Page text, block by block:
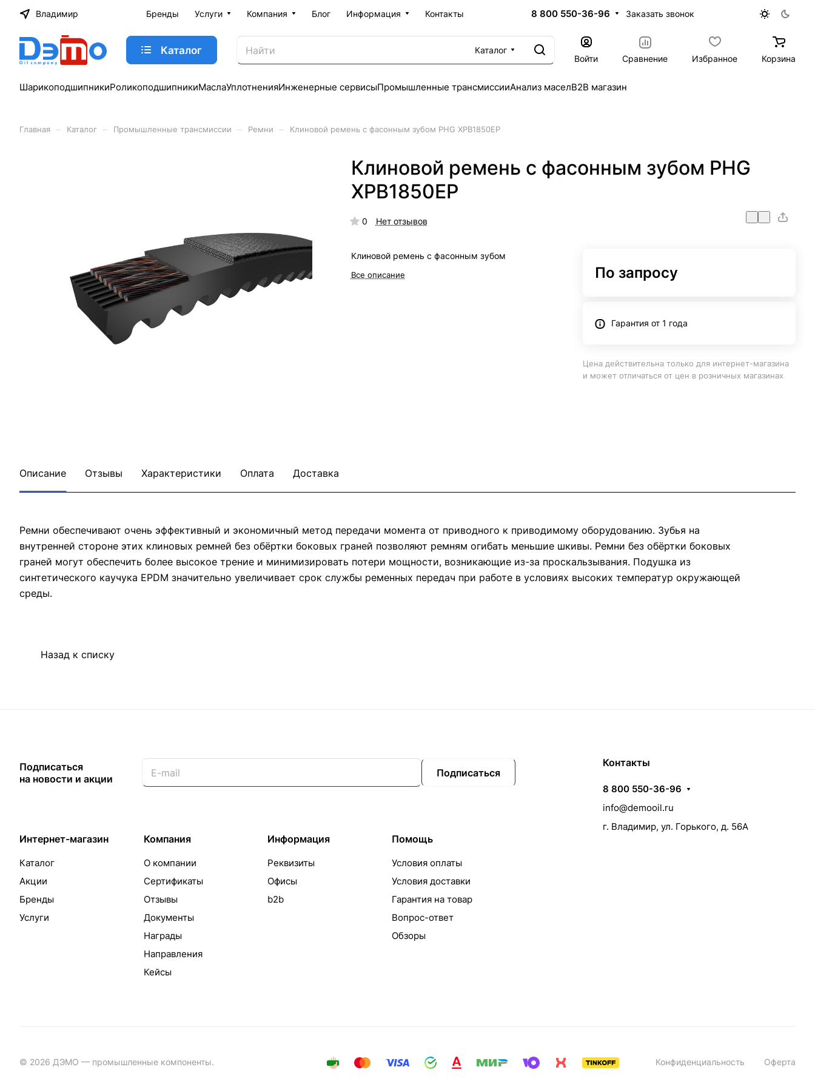
Владимир Бренды Услуги Компания Блог Информация Контакты 8 800 550-36-96 Заказать звонок
Каталог
Каталог
Войти
Сравнение Избранное Корзина
ШарикоподшипникиРоликоподшипникиМаслаУплотненияИнженерные сервисыПромышленные трансмиссииАнализ маселB2B магазин
Главная Каталог Промышленные трансмиссии Ремни Клиновой ремень с фасонным зубом PHG XPB1850EP
Клиновой ремень с фасонным зубом PHG
XPB1850EP
0 Нет отзывов
Клиновой ремень с фасонным зубом
Все описание По запросу
Гарантия от 1 года
Цена действительна только для интернет-магазина
и может отличаться от цен в розничных магазинах
Описание Отзывы Характеристики Оплата Доставка
Ремни обеспечивают очень эффективный и экономичный метод передачи момента от приводного к приводимому оборудованию. Зубья на
внутренней стороне этих клиновых ремней без обёртки боковых граней позволяют ремням огибать меньшие шкивы. Ремни без обёртки боковых
граней могут обеспечить более высокое трение и минимизировать потери мощности, возникающие из-за проскальзывания. Подушка из
синтетического каучука EPDM значительно увеличивает срок службы ременных передач при работе в условиях высоких температур окружающей
среды.
Назад к списку
Подписаться
на новости и акции
Подписаться
Интернет-магазин
Каталог
Акции
Бренды
Услуги
Компания
О компании
Сертификаты
Отзывы
Документы
Награды
Направления
Кейсы
Информация
Реквизиты
Офисы
b2b
Помощь
Условия оплаты
Условия доставки
Гарантия на товар
Вопрос-ответ
Обзоры
Контакты
8 800 550-36-96
info@demooil.ru
г. Владимир, ул. Горького, д. 56А
© 2026 ДЭМО — промышленные компоненты. Конфиденциальность Оферта